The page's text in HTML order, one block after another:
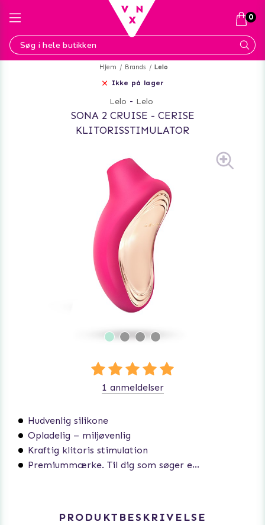
Hjem Brands Lelo
Ikke på lager
Lelo - Lelo
SONA 2 CRUISE - CERISE
KLITORISSTIMULATOR
Hudvenlig silikone
Opladelig – miljøvenlig
Kraftig klitoris stimulation
Premiummærke. Til dig som søger ekstra høj kvalitet.
1 anmeldelser
PRODUKTBESKRIVELSE
0